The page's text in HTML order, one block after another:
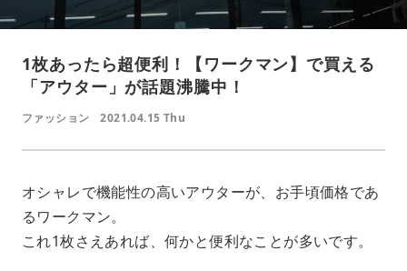
1枚あったら超便利！【ワークマン】で買える
「アウター」が話題沸騰中！
ファッション 2021.04.15 Thu
オシャレで機能性の高いアウターが、お手頃価格であ
るワークマン。
これ1枚さえあれば、何かと便利なことが多いです。